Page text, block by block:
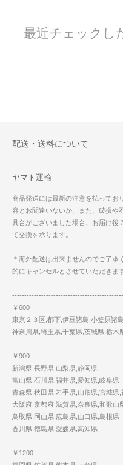
最近チェックし
配送・送料について
ヤマト運輸
商品発送には最新の注意を払ってお
容とお間違いないか、また、破損や
具合がございました場合、お届け後
て交換を承ります。
＊海外配送は出来ませんのでご了
的にキャンセルとさせていただきま
￥600
東京２３区,都下,伊豆諸島,小笠原諸島
神奈川県,埼玉県,千葉県,茨城県,栃木
￥900
新潟県,長野県,山梨県,静岡県
富山県,石川県,福井県,愛知県,岐阜県
青森県,秋田県,岩手県,山形県,宮城県,
大阪府,京都府,滋賀県,奈良県,和歌山
鳥取県,岡山県,広島県,山口県,島根県
香川県,徳島県,愛媛県,高知県
￥1200